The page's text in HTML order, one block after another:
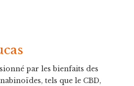
par les bienfaits des
tels que le CBD,